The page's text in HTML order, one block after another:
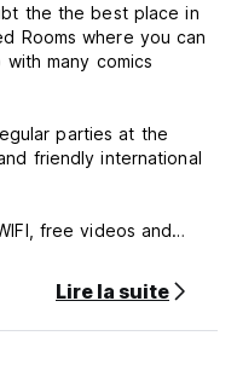
the the best place in
Rooms where you can
many comics
parties at the
friendly international
and rooms!!!
Lire la suite